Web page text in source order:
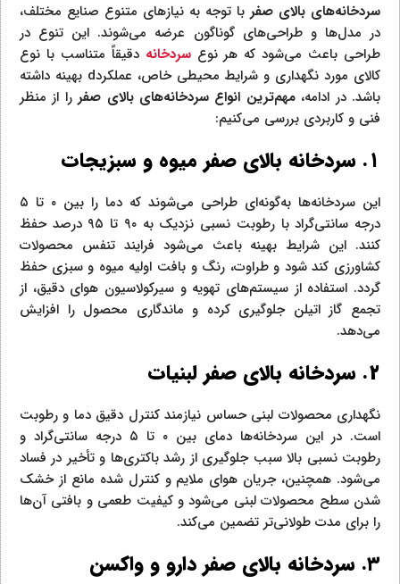
سردخانه‌های بالای صفر با توجه به نیازهای متنوع صنایع مختلف،
در مدل‌ها و طراحی‌های گوناگون عرضه می‌شوند. این تنوع در
طراحی باعث می‌شود که هر نوعسردخانه دقیقاً متناسب با نوع
کالای مورد نگهداری و شرایط محیطی خاص، عملکردd بهینه داشته
باشد. در ادامه،مهم‌ترین انواع سردخانه‌های بالای صفررا از منظر
فنی و کاربردی بررسی می‌کنیم:
۱. سردخانه بالای صفر میوه و سبزیجات
این سردخانه‌ها به‌گونه‌ای طراحی می‌شوند که دما را بین ۰ تا ۵
درجه سانتی‌گراد با رطوبت نسبی نزدیک به ۹۰ تا ۹۵ درصد حفظ
کنند. این شرایط بهینه باعث می‌شود فرایند تنفس محصولات
کشاورزی کند شود و طراوت، رنگ و بافت اولیه میوه و سبزی حفظ
گردد. استفاده از سیستم‌های تهویه و سیرکولاسیون هوای دقیق، از
تجمع گاز اتیلن جلوگیری کرده و ماندگاری محصول را افزایش
می‌دهد.
۲. سردخانه بالای صفر لبنیات
نگهداری محصولات لبنی حساس نیازمند کنترل دقیق دما و رطوبت
است. در این سردخانه‌ها دمای بین ۰ تا ۵ درجه سانتی‌گراد و
رطوبت نسبی بالا سبب جلوگیری از رشد باکتری‌ها و تأخیر در فساد
می‌شود. همچنین، جریان هوای ملایم و کنترل شده مانع از خشک
شدن سطح محصولات لبنی می‌شود و کیفیت طعمی و بافتی آن‌ها
را برای مدت طولانی‌تر تضمین می‌کند.
۳. سردخانه بالای صفر دارو و واکسن